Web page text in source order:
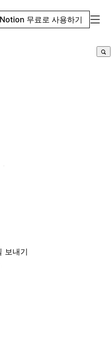
Notion 무료로 사용하기
보내기